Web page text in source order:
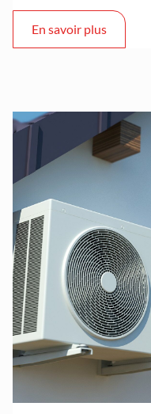
En savoir plus